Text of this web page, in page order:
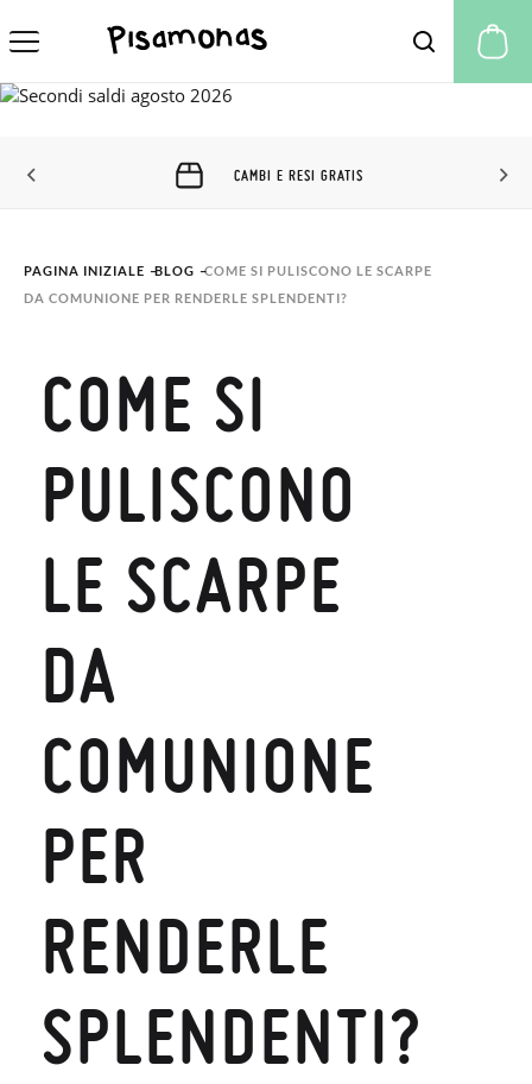
CAMBI E RESI GRATIS
PAGINA INIZIALE BLOG
COME SI PULISCONO LE SCARPE
DA COMUNIONE PER RENDERLE SPLENDENTI?
COME SI
PULISCONO
LE SCARPE
DA
COMUNIONE
PER
RENDERLE
SPLENDENTI?